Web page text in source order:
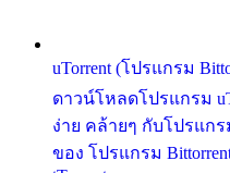
uTorrent (โปรแกรม
ดาวน์โหลดโปรแกรม
ง่าย คล้ายๆ กับโปรแก
ของ โปรแกรม